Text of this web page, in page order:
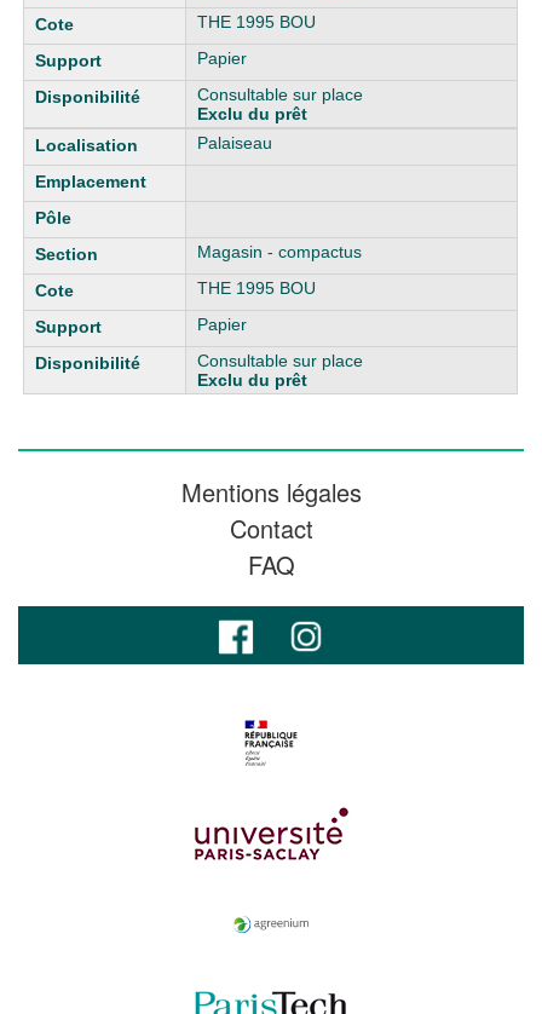
THE 1995 BOU
Papier
Consultable sur place
Exclu du prêt
Palaiseau
Magasin - compactus
THE 1995 BOU
Papier
Consultable sur place
Exclu du prêt
Mentions légales
Contact
FAQ